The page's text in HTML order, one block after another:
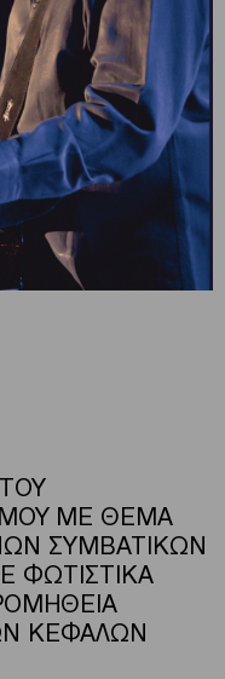
ΜΕ ΘΕΜΑ
ΣΥΜΒΑΤΙΚΩΝ
ΦΩΤΙΣΤΙΚΑ
ΚΕΦΑΛΩΝ